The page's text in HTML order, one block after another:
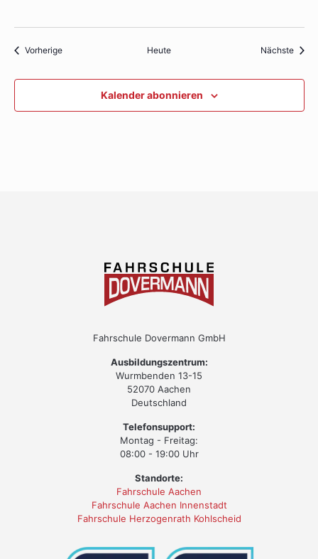
VorherigeVeranstaltungen Heute Nächste
Kalender abonnieren
Fahrschule Dovermann GmbH
Ausbildungszentrum:
Wurmbenden 13-15
52070 Aachen
Deutschland
Telefonsupport:
Montag - Freitag:
08:00 - 19:00 Uhr
Standorte:
Fahrschule Aachen
Fahrschule Aachen Innenstadt
Fahrschule Herzogenrath Kohlscheid